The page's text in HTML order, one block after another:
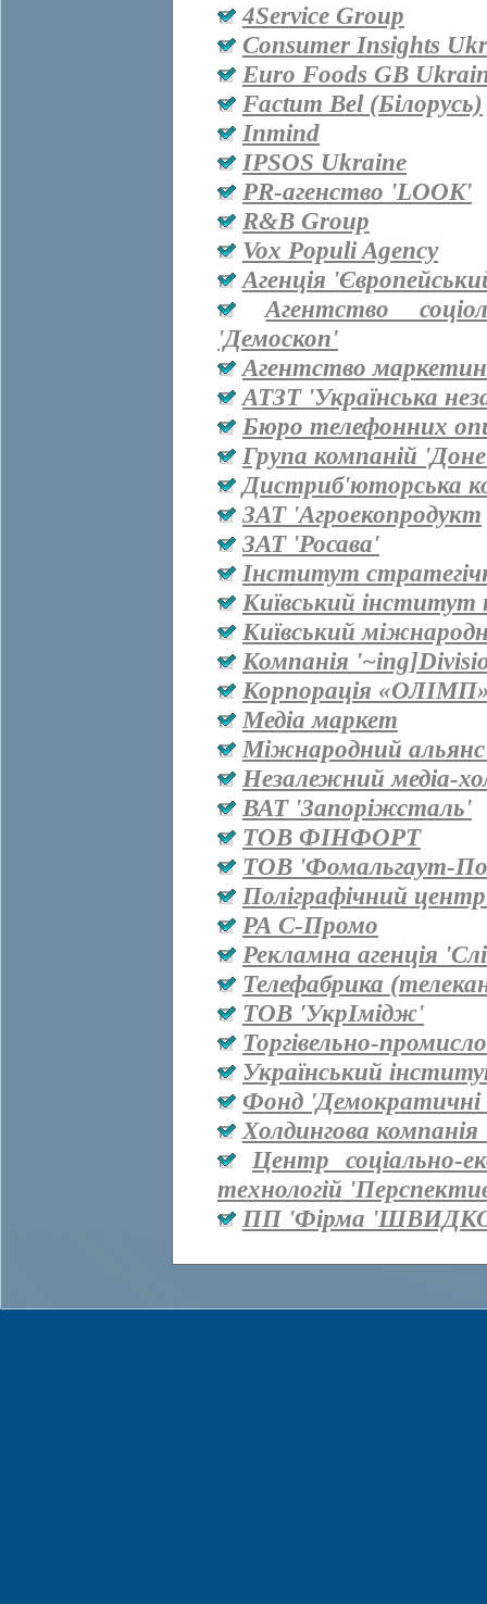
4Service Group
Consumer Insights
Euro Foods GB
Factum Bel (Білорусь)
Inmind
IPSOS Ukraine
PR-агенство 'LOOK'
R&B Group
Vox Populi Agency
Агенція
Агентство
'Демоскоп'
Агентство
АТЗТ 'Українська
Бюро телефонних
Група компаній
Дистриб'юторська
ЗАТ 'Агроекопродукт
ЗАТ 'Росава'
Інститут
Київський інститут
Київський
Компанія
Корпорація
Медіа маркет
Міжнародний
Незалежний медіа-
ВАТ 'Запоріжсталь'
ТОВ ФІНФОРТ
ТОВ 'Фомальгаут-
Поліграфічний
РА С-Промо
Рекламна агенція
Телефабрика
ТОВ 'УкрІмідж'
Торгівельно-
Український
Фонд 'Демократичні
Холдингова
Центр соціально-
технологій
ПП 'Фірма